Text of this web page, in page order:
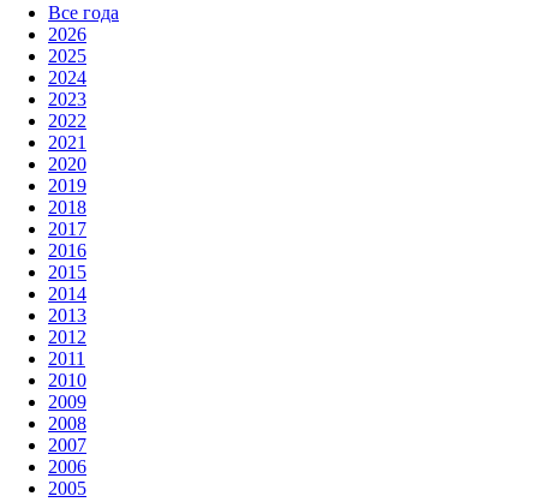
Все года
2026
2025
2024
2023
2022
2021
2020
2019
2018
2017
2016
2015
2014
2013
2012
2011
2010
2009
2008
2007
2006
2005